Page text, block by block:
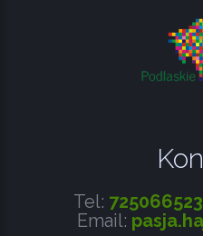
Tel: 725066523
Email: